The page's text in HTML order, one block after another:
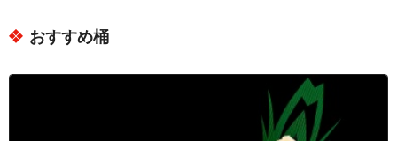
おすすめ桶